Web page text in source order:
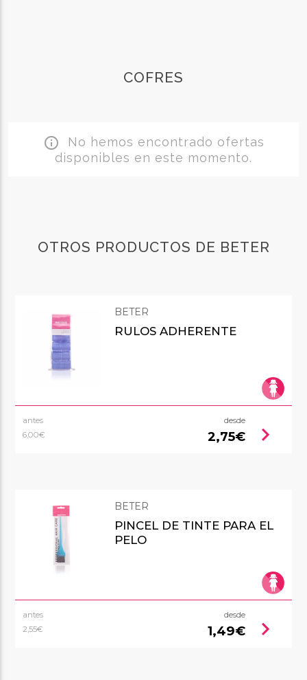
COFRES
info_outline No hemos encontrado ofertas
disponibles en este momento.
OTROS PRODUCTOS DE BETER
BETER
RULOS ADHERENTE
antes
6,00€
desde
2,75€ chevron_right
BETER
PINCEL DE TINTE PARA EL
PELO
antes
2,55€
desde
1,49€ chevron_right